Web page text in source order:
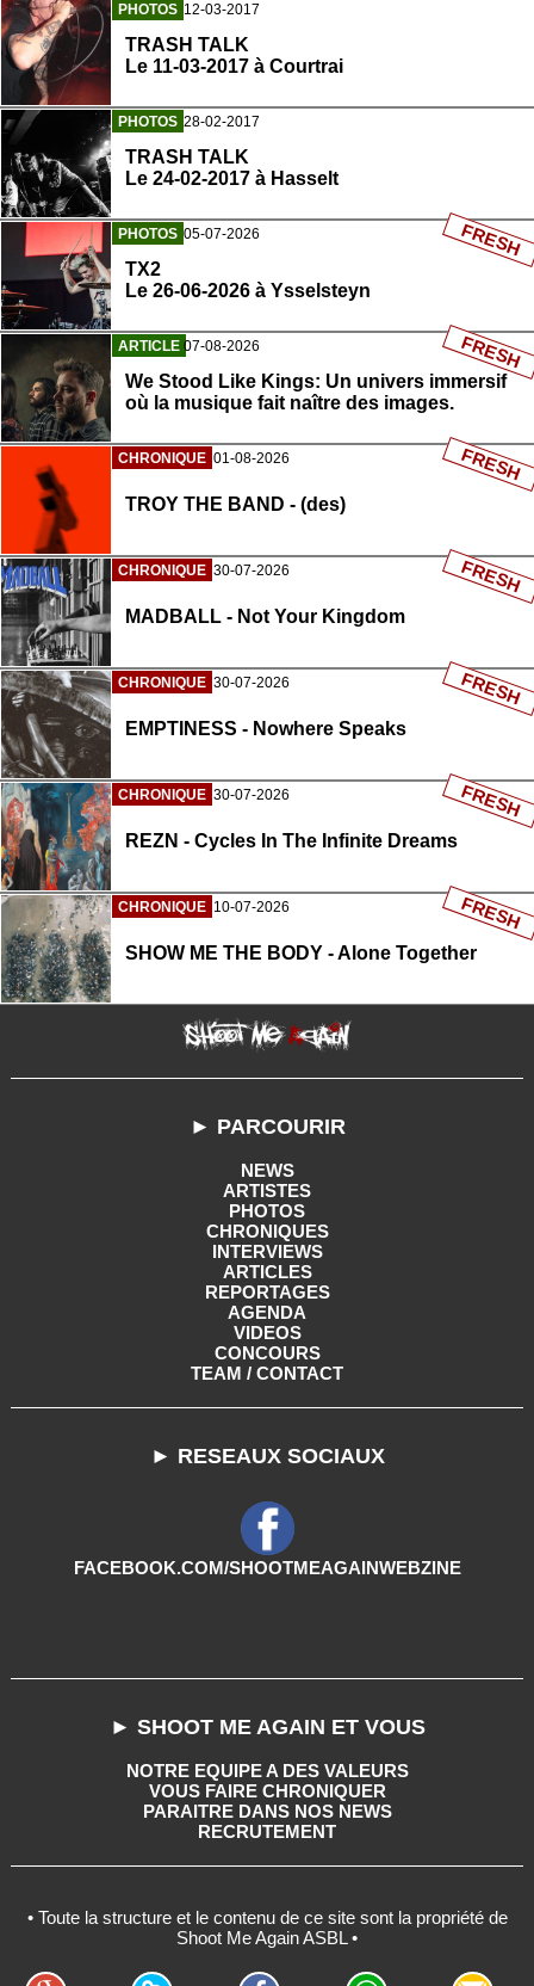
PHOTOS 12-03-2017
TRASH TALK
Le 11-03-2017 à Courtrai
PHOTOS 28-02-2017
TRASH TALK
Le 24-02-2017 à Hasselt
PHOTOS 05-07-2026
TX2
Le 26-06-2026 à Ysselsteyn
FRESH
ARTICLE 07-08-2026
We Stood Like Kings: Un univers immersif
où la musique fait naître des images.
FRESH
CHRONIQUE 01-08-2026
TROY THE BAND - (des)
FRESH
CHRONIQUE 30-07-2026
MADBALL - Not Your Kingdom
FRESH
CHRONIQUE 30-07-2026
EMPTINESS - Nowhere Speaks
FRESH
CHRONIQUE 30-07-2026
REZN - Cycles In The Infinite Dreams
FRESH
CHRONIQUE 10-07-2026
SHOW ME THE BODY - Alone Together
FRESH
► PARCOURIR
NEWS
ARTISTES
PHOTOS
CHRONIQUES
INTERVIEWS
ARTICLES
REPORTAGES
AGENDA
VIDEOS
CONCOURS
TEAM / CONTACT
► RESEAUX SOCIAUX
FACEBOOK.COM/SHOOTMEAGAINWEBZINE
► SHOOT ME AGAIN ET VOUS
NOTRE EQUIPE A DES VALEURS
VOUS FAIRE CHRONIQUER
PARAITRE DANS NOS NEWS
RECRUTEMENT
• Toute la structure et le contenu de ce site sont la propriété de
Shoot Me Again ASBL •